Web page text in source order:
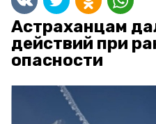
Астраханцам
действий при
опасности